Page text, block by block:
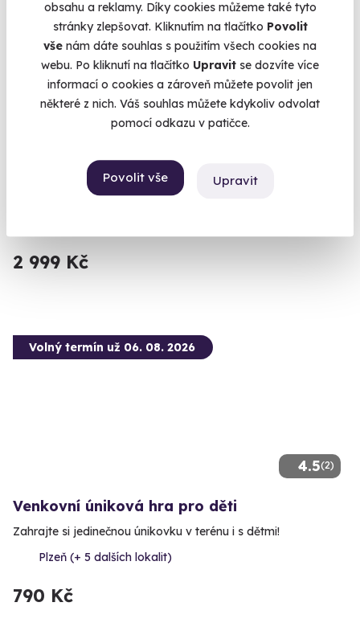
obsahu a reklamy. Díky cookies můžeme také tyto
stránky zlepšovat. Kliknutím na tlačítko Povolit
vše nám dáte souhlas s použitím všech cookies na
webu. Po kliknutí na tlačítko Upravit se dozvíte více
informací o cookies a zároveň můžete povolit jen
některé z nich. Váš souhlas můžete kdykoliv odvolat
pomocí odkazu v patičce.
Povolit vše Upravit
8.9
Zážitková střelba: Zbraně z online stříleček -
Vyzkoušejte si naživo zbraně, které znáte z oblíbených
2 999 Kč
4.5(2)
Volný termín už 06. 08. 2026
Venkovní úniková hra pro děti
Zahrajte si jedinečnou únikovku v terénu i s dětmi!
Plzeň (+ 5 dalších lokalit)
790 Kč